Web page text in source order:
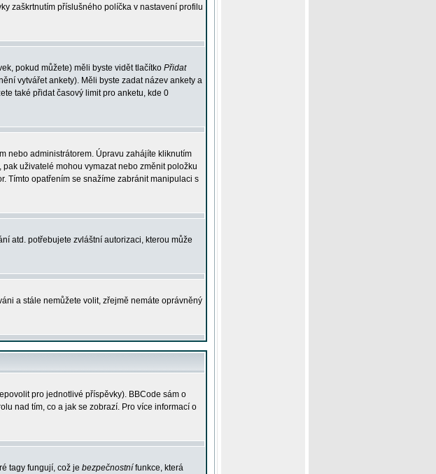
zaškrtnutím příslušného políčka v nastavení profilu
pokud můžete) měli byste vidět tlačítko Přidat
vytvářet ankety). Měli byste zadat název ankety a
také přidat časový limit pro anketu, kde 0
nebo administrátorem. Úpravu zahájíte kliknutím
uživatelé mohou vymazat nebo změnit položku
Tímto opatřením se snažíme zabránit manipulaci s
atd. potřebujete zvláštní autorizaci, kterou může
a stále nemůžete volit, zřejmě nemáte oprávněný
pro jednotlivé příspěvky). BBCode sám o
nad tím, co a jak se zobrazí. Pro více informací o
tagy fungují, což je bezpečnostní funkce, která